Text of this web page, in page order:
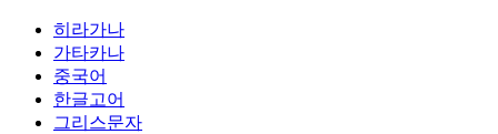
히라가나
가타카나
중국어
한글고어
그리스문자